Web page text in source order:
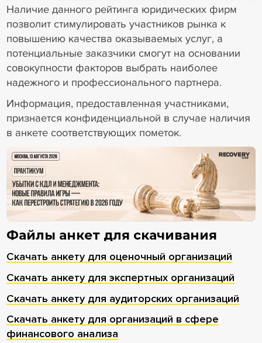
Наличие данного рейтинга юридических фирм
позволит стимулировать участников рынка к
повышению качества оказываемых услуг, а
потенциальные заказчики смогут на основании
совокупности факторов выбрать наиболее
надежного и профессионального партнера.
Информация, предоставленная участниками,
признается конфиденциальной в случае наличия
в анкете соответствующих пометок.
18+ Реклама
Файлы анкет для скачивания
Скачать анкету для оценочный организаций
Скачать анкету для экспертных организаций
Скачать анкету для аудиторских организаций
Скачать анкету для организаций в сфере
финансового анализа